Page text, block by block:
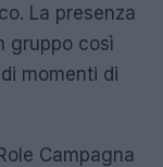
La presenza
gruppo così
momenti di
Campagna